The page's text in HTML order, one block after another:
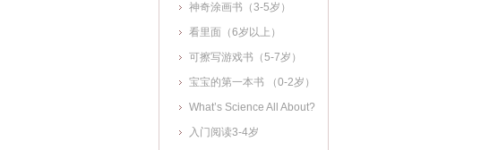
神奇涂画书（3-5岁）
看里面（6岁以上）
可擦写游戏书（5-7岁）
宝宝的第一本书 （0-2岁）
What’s Science All About?
入门阅读3-4岁